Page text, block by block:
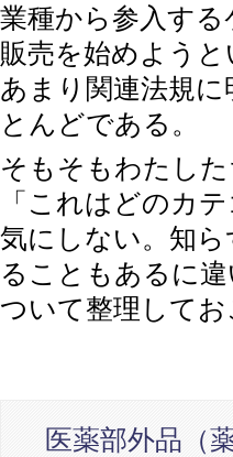
業種から参入す
販売を始めようと
あまり関連法規
とんどである。
そもそもわたし
「これはどのカ
気にしない。知
ることもあるに
ついて整理して
医薬部外品（